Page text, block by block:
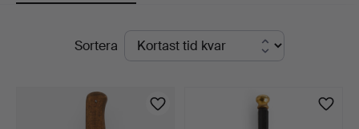
Auktioner
Stockholm
PågåendeSortera